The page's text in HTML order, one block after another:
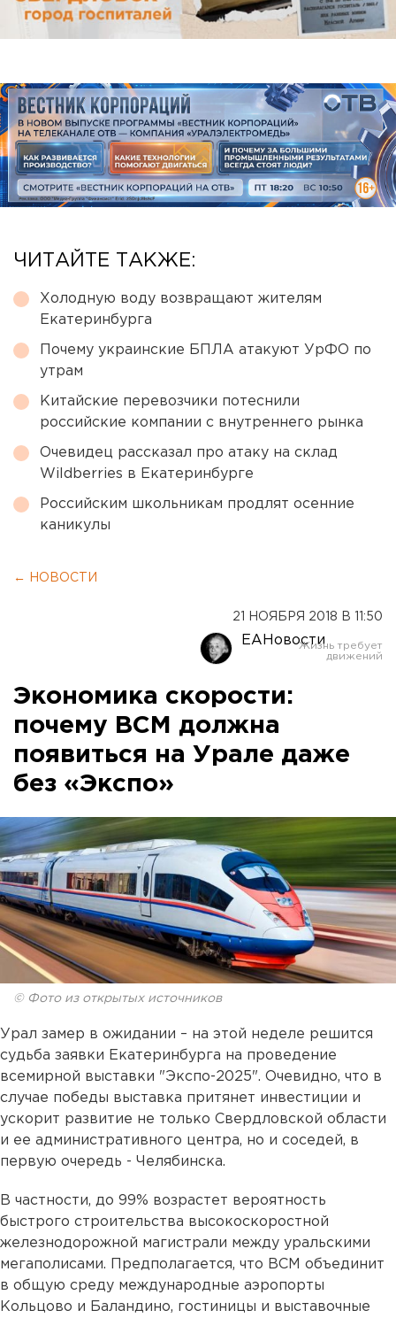
ЧИТАЙТЕ ТАКЖЕ:
Холодную воду возвращают жителям
Екатеринбурга
Почему украинские БПЛА атакуют УрФО по
утрам
Китайские перевозчики потеснили
российские компании с внутреннего рынка
Очевидец рассказал про атаку на склад
Wildberries в Екатеринбурге
Российским школьникам продлят осенние
каникулы
← НОВОСТИ
21 НОЯБРЯ 2018 В 11:50
ЕАНовости
Экономика скорости:
почему ВСМ должна
появиться на Урале даже
без «Экспо»
© Фото из открытых источников
Урал замер в ожидании – на этой неделе решится
судьба заявки Екатеринбурга на проведение
всемирной выставки "Экспо-2025". Очевидно, что в
случае победы выставка притянет инвестиции и
ускорит развитие не только Свердловской области
и ее административного центра, но и соседей, в
первую очередь - Челябинска.
В частности, до 99% возрастет вероятность
быстрого строительства высокоскоростной
железнодорожной магистрали между уральскими
мегаполисами. Предполагается, что ВСМ объединит
в общую среду международные аэропорты
Кольцово и Баландино, гостиницы и выставочные